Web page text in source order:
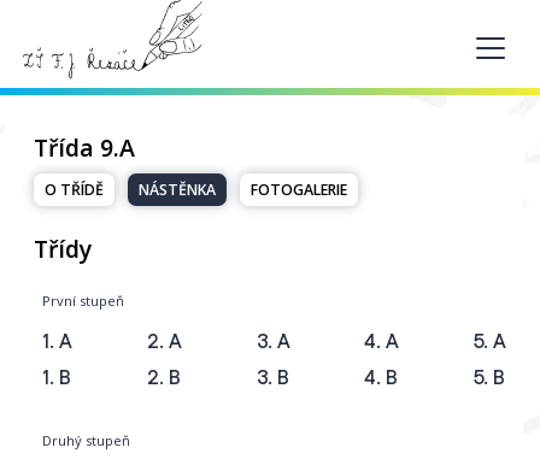
Třída 9.A
O TŘÍDĚ NÁSTĚNKA FOTOGALERIE
Třídy
První stupeň
1. A
1. B
2. A
2. B
3. A
3. B
4. A
4. B
5. A
5. B
Druhý stupeň